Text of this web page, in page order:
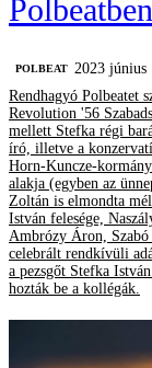
Polbeatben
‎POLBEAT 2023 június
Rendhagyó Polbeatet
Revolution '56
mellett Stefka régi
író, illetve a
Horn-Kuncze-
alakja (egyben az
Zoltán is elmondta
István felesége,
Ambrózy Áron,
celebrált rendkívüli
a pezsgőt Stefka
hozták be a kollégák.